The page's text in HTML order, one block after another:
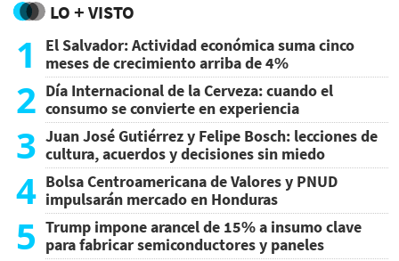
LO + VISTO
1
El Salvador: Actividad económica suma cinco
meses de crecimiento arriba de 4%
2 Día Internacional de la Cerveza: cuando el
consumo se convierte en experiencia
3 Juan José Gutiérrez y Felipe Bosch: lecciones de
cultura, acuerdos y decisiones sin miedo
4 Bolsa Centroamericana de Valores y PNUD
impulsarán mercado en Honduras
5 Trump impone arancel de 15% a insumo clave
para fabricar semiconductores y paneles